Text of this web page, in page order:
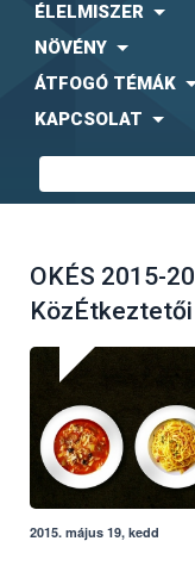
ÉLELMISZER
NÖVÉNY
ÁTFOGÓ TÉMÁK
KAPCSOLAT
OKÉS 2015-
2015. május 19, kedd